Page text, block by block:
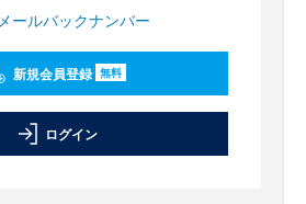
メールバックナンバー
新規会員登録 無料
ログイン